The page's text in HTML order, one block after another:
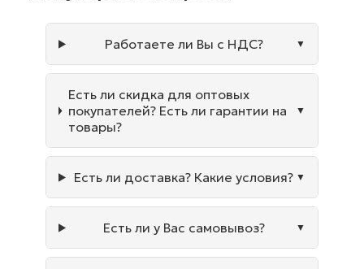
Работаете ли Вы с НДС?
Есть ли скидка для оптовых
покупателей? Есть ли гарантии на
товары?
Есть ли доставка? Какие условия?
Есть ли у Вас самовывоз?